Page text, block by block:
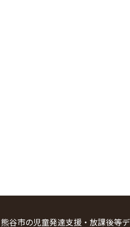
谷市の児童発達支援・放課後等